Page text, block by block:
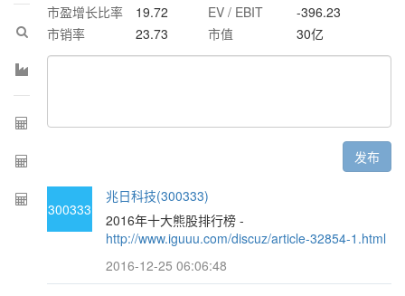
市盈增长比率
19.72 EV / EBIT
-396.23
市销率
23.73 市值 30亿
发布
300333
兆日科技(300333)
2016年十大熊股排行榜 -
http://www.iguuu.com/discuz/article-32854-1.html
2016-12-25 06:06:48